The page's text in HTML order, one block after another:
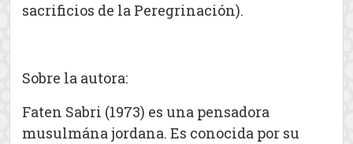
sacrificios de la Peregrinación).
Sobre la autora:
Faten Sabri (1973) es una pensadora
musulmána jordana. Es conocida por su